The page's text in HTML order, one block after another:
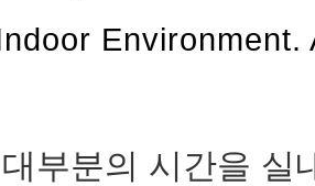
부분의 시간을